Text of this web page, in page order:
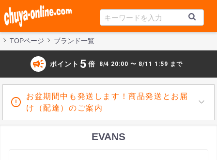
TOPページ ブランド一覧
campaign ポイント 5 倍 8/4 20:00 〜 8/11 1:59 まで
お盆期間中も発送します！商品発送とお届
け（配達）のご案内
EVANS